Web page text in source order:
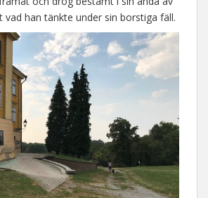
vad han tänkte under sin borstiga fäll.